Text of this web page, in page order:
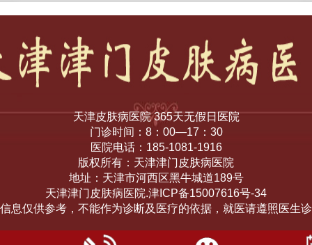
天津皮肤病医院 365天无假日医院
门诊时间：8：00—17：30
医院电话：185-1081-1916
版权所有：天津津门皮肤病医院
地址：天津市河西区黑牛城道189号
天津津门皮肤病医院.津ICP备15007616号-34
息仅供参考，不能作为诊断及医疗的依据，就医请遵照医生